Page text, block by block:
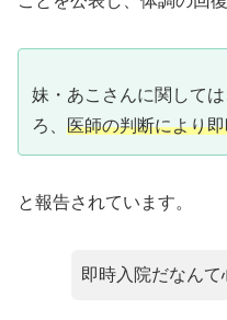
妹・あこさんに関して
ろ、 医師の判断により
と報告されています。
即時入院だなんて